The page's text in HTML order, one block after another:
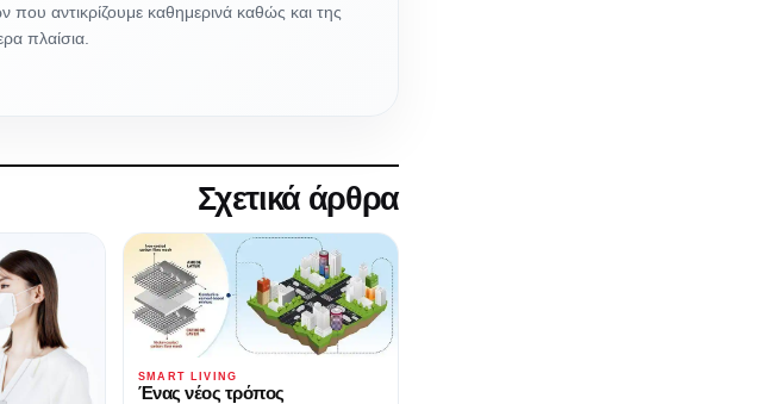
αντικρίζουμε καθημερινά καθώς και της
πλαίσια.
Σχετικά άρθρα
SMART LIVING
Ένας νέος τρόπος